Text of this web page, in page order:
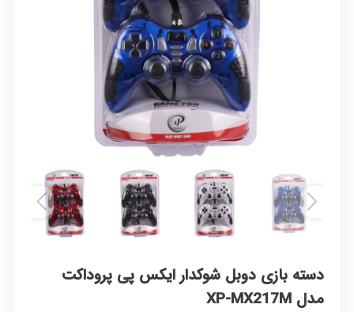
دسته بازی دوبل شوکدار ایکس پی پروداکت
مدل XP-MX217M